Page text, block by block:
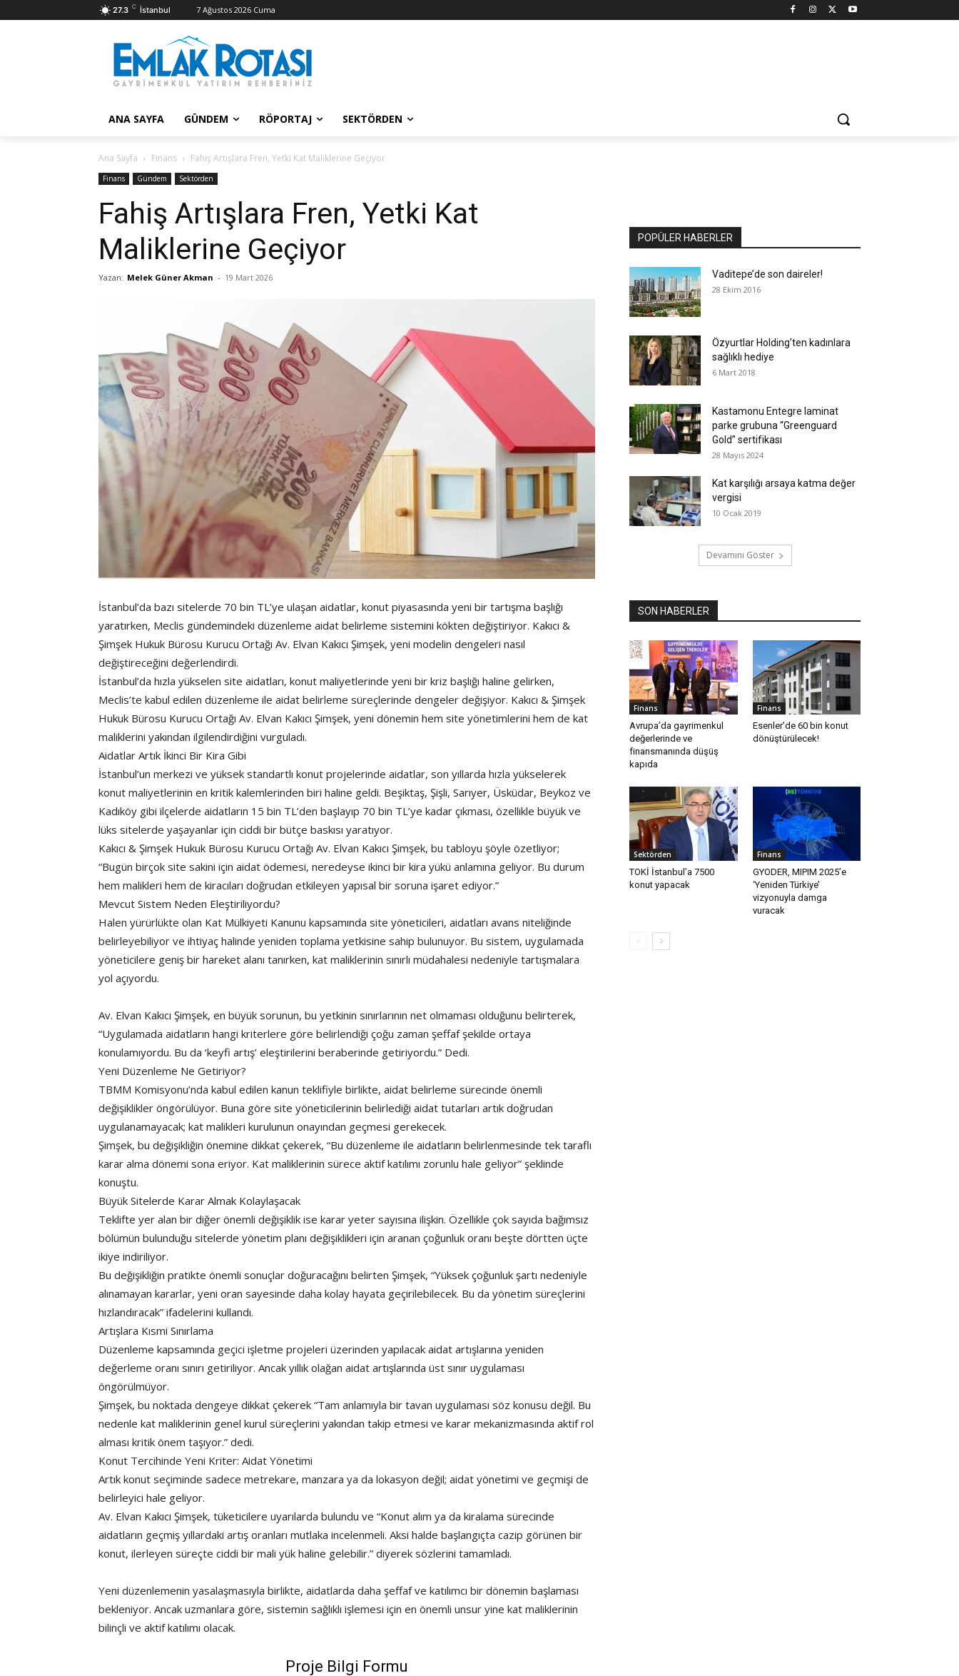
27.3 C İstanbul 7 Ağustos 2026 Cuma
ANA SAYFA GÜNDEM RÖPORTAJ SEKTÖRDEN
Ana Sayfa Finans Fahiş Artışlara Fren, Yetki Kat Maliklerine Geçiyor
Finans Gündem Sektörden
Fahiş Artışlara Fren, Yetki Kat
Maliklerine Geçiyor
Yazan: Melek Güner Akman - 19 Mart 2026
İstanbul’da bazı sitelerde 70 bin TL’ye ulaşan aidatlar, konut piyasasında yeni bir tartışma başlığı
yaratırken, Meclis gündemindeki düzenleme aidat belirleme sistemini kökten değiştiriyor. Kakıcı &
Şimşek Hukuk Bürosu Kurucu Ortağı Av. Elvan Kakıcı Şimşek, yeni modelin dengeleri nasıl
değiştireceğini değerlendirdi.
İstanbul’da hızla yükselen site aidatları, konut maliyetlerinde yeni bir kriz başlığı haline gelirken,
Meclis’te kabul edilen düzenleme ile aidat belirleme süreçlerinde dengeler değişiyor. Kakıcı & Şimşek
Hukuk Bürosu Kurucu Ortağı Av. Elvan Kakıcı Şimşek, yeni dönemin hem site yönetimlerini hem de kat
maliklerini yakından ilgilendirdiğini vurguladı.
Aidatlar Artık İkinci Bir Kira Gibi
İstanbul’un merkezi ve yüksek standartlı konut projelerinde aidatlar, son yıllarda hızla yükselerek
konut maliyetlerinin en kritik kalemlerinden biri haline geldi. Beşiktaş, Şişli, Sarıyer, Üsküdar, Beykoz ve
Kadıköy gibi ilçelerde aidatların 15 bin TL’den başlayıp 70 bin TL’ye kadar çıkması, özellikle büyük ve
lüks sitelerde yaşayanlar için ciddi bir bütçe baskısı yaratıyor.
Kakıcı & Şimşek Hukuk Bürosu Kurucu Ortağı Av. Elvan Kakıcı Şimşek, bu tabloyu şöyle özetliyor;
“Bugün birçok site sakini için aidat ödemesi, neredeyse ikinci bir kira yükü anlamına geliyor. Bu durum
hem malikleri hem de kiracıları doğrudan etkileyen yapısal bir soruna işaret ediyor.”
Mevcut Sistem Neden Eleştiriliyordu?
Halen yürürlükte olan Kat Mülkiyeti Kanunu kapsamında site yöneticileri, aidatları avans niteliğinde
belirleyebiliyor ve ihtiyaç halinde yeniden toplama yetkisine sahip bulunuyor. Bu sistem, uygulamada
yöneticilere geniş bir hareket alanı tanırken, kat maliklerinin sınırlı müdahalesi nedeniyle tartışmalara
yol açıyordu.
Av. Elvan Kakıcı Şimşek, en büyük sorunun, bu yetkinin sınırlarının net olmaması olduğunu belirterek,
“Uygulamada aidatların hangi kriterlere göre belirlendiği çoğu zaman şeffaf şekilde ortaya
konulamıyordu. Bu da ‘keyfi artış’ eleştirilerini beraberinde getiriyordu.” Dedi.
Yeni Düzenleme Ne Getiriyor?
TBMM Komisyonu’nda kabul edilen kanun teklifiyle birlikte, aidat belirleme sürecinde önemli
değişiklikler öngörülüyor. Buna göre site yöneticilerinin belirlediği aidat tutarları artık doğrudan
uygulanamayacak; kat malikleri kurulunun onayından geçmesi gerekecek.
Şimşek, bu değişikliğin önemine dikkat çekerek, “Bu düzenleme ile aidatların belirlenmesinde tek taraflı
karar alma dönemi sona eriyor. Kat maliklerinin sürece aktif katılımı zorunlu hale geliyor” şeklinde
konuştu.
Büyük Sitelerde Karar Almak Kolaylaşacak
Teklifte yer alan bir diğer önemli değişiklik ise karar yeter sayısına ilişkin. Özellikle çok sayıda bağımsız
bölümün bulunduğu sitelerde yönetim planı değişiklikleri için aranan çoğunluk oranı beşte dörtten üçte
ikiye indiriliyor.
Bu değişikliğin pratikte önemli sonuçlar doğuracağını belirten Şimşek, “Yüksek çoğunluk şartı nedeniyle
alınamayan kararlar, yeni oran sayesinde daha kolay hayata geçirilebilecek. Bu da yönetim süreçlerini
hızlandıracak” ifadelerini kullandı.
Artışlara Kısmi Sınırlama
Düzenleme kapsamında geçici işletme projeleri üzerinden yapılacak aidat artışlarına yeniden
değerleme oranı sınırı getiriliyor. Ancak yıllık olağan aidat artışlarında üst sınır uygulaması
öngörülmüyor.
Şimşek, bu noktada dengeye dikkat çekerek “Tam anlamıyla bir tavan uygulaması söz konusu değil. Bu
nedenle kat maliklerinin genel kurul süreçlerini yakından takip etmesi ve karar mekanizmasında aktif rol
alması kritik önem taşıyor.” dedi.
Konut Tercihinde Yeni Kriter: Aidat Yönetimi
Artık konut seçiminde sadece metrekare, manzara ya da lokasyon değil; aidat yönetimi ve geçmişi de
belirleyici hale geliyor.
Av. Elvan Kakıcı Şimşek, tüketicilere uyarılarda bulundu ve “Konut alım ya da kiralama sürecinde
aidatların geçmiş yıllardaki artış oranları mutlaka incelenmeli. Aksi halde başlangıçta cazip görünen bir
konut, ilerleyen süreçte ciddi bir mali yük haline gelebilir.” diyerek sözlerini tamamladı.
Yeni düzenlemenin yasalaşmasıyla birlikte, aidatlarda daha şeffaf ve katılımcı bir dönemin başlaması
bekleniyor. Ancak uzmanlara göre, sistemin sağlıklı işlemesi için en önemli unsur yine kat maliklerinin
bilinçli ve aktif katılımı olacak.
Proje Bilgi Formu
POPÜLER HABERLER
Vaditepe’de son daireler!
28 Ekim 2016
Özyurtlar Holding’ten kadınlara
sağlıklı hediye
6 Mart 2018
Kastamonu Entegre laminat
parke grubuna “Greenguard
Gold” sertifikası
28 Mayıs 2024
Kat karşılığı arsaya katma değer
vergisi
10 Ocak 2019
Devamını Göster
SON HABERLER
Finans
Avrupa’da gayrimenkul
değerlerinde ve
finansmanında düşüş
kapıda
Finans
Esenler’de 60 bin konut
dönüştürülecek!
Sektörden
TOKİ İstanbul’a 7500
konut yapacak
Finans
GYODER, MIPIM 2025’e
‘Yeniden Türkiye’
vizyonuyla damga
vuracak